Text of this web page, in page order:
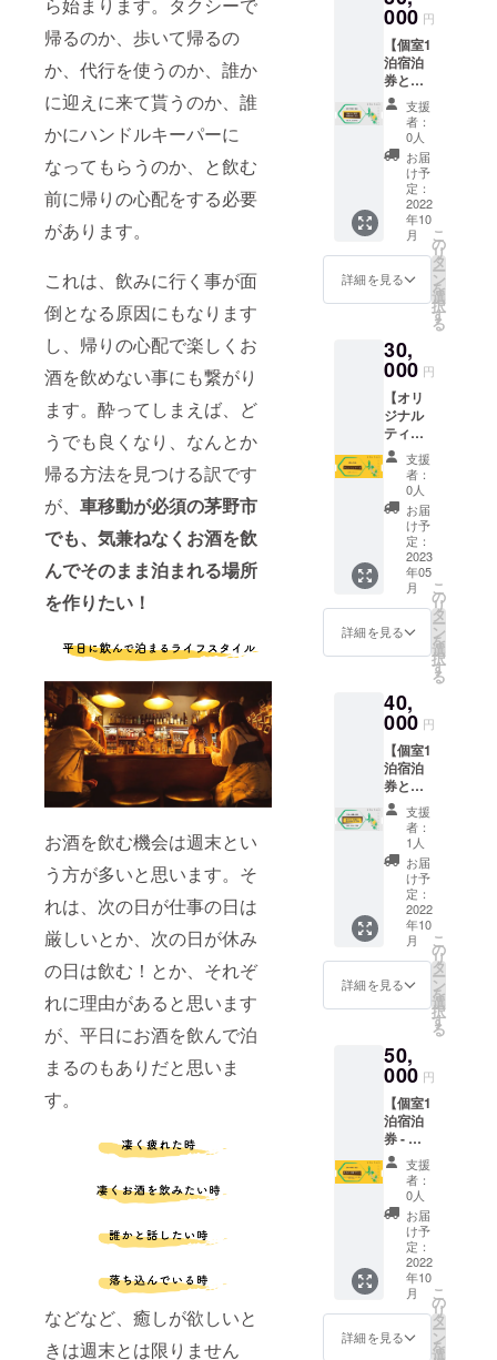
ら始まります。タクシーで
帰るのか、歩いて帰るの
か、代行を使うのか、誰か
に迎えに来て貰うのか、誰
かにハンドルキーパーに
なってもらうのか、と飲む
前に帰りの心配をする必要
があります。
これは、飲みに行く事が面
倒となる原因にもなります
し、帰りの心配で楽しくお
酒を飲めない事にも繋がり
ます。酔ってしまえば、ど
うでも良くなり、なんとか
帰る方法を見つける訳です
が、 車移動が必須の茅野市
でも、気兼ねなくお酒を飲
んでそのまま泊まれる場所
を作りたい！
お酒を飲む機会は週末とい
う方が多いと思います。そ
れは、次の日が仕事の日は
厳しいとか、次の日が休み
の日は飲む！とか、それぞ
れに理由があると思います
が、平日にお酒を飲んで泊
まるのもありだと思いま
す。
などなど、癒しが欲しいと
きは週末とは限りません
冬季の
深夜は
極寒と
なりま
すの
で、オ
ススメ
しませ
ん。 ＊
予約状
況によ
り希望
日が満
室と
いる事
もあり
めのご
予約を
お願い
致しま
す。
は、ご
にチ
ケット
利用の
旨とお
名前を
お伝え
下さ
い。 ＊
電話or
浮木
ホーム
ページ
問い合
わせ頂
お坊さ
んの急
遽の都
合など
によ
り、開
催不可
となる
場合が
ありま
す。そ
の場合
には、
その時
にご相
て頂き
ます。
より希
望日が
満室と
なって
いる事
もあり
ますの
で、早
めのご
予約を
お願い
致しま
す。
まで宿
泊が可
能 ＊予
約の際
に必要
となり
ますの
で、備
考欄に
お名前
のご記
入をお
願い致
しま
す。 ＊
宿泊チ
際に
は、ご
にチ
ケット
利用の
旨とお
名前を
お伝え
下さ
い。 ＊
電話or
浮木
ホーム
ページ
問い合
わせ頂
予約状
況によ
り希望
日が満
室と
なって
いる事
もあり
ますの
で、早
めのご
予約を
お願い
致しま
す。
利用も
ある浮
木。 1
週間浮
木ス
タッフ
として
滞在し
て、過
ごすチ
ケット
を提供
しま
す。 ・
予約受
付日：
・有効
期限：
2023年
10月末
日まで
・日程
は応相
談 ・部
屋：ド
ミト
リー部
屋予定
・人
数：1チ
ケット
で1名
＊予約
すの
で、備
お名前
のご記
入をお
願い致
しま
す。 ＊
チケッ
トを利
用され
る際に
は、ご
予約時
ケット
利用の
お伝え
下さ
い。 ＊
日程は
ご相談
させて
下さ
い。 ＊
電話or
浮木
ホーム
ページ
からお
問い合
わせ頂
す。
000 円
【個室1
泊宿泊
券と農
業体
験】 浮
木の個
室に1泊
と採れ
たて野
菜の収
穫体験
の宿泊
チケッ
トを提
供致し
ます。
受付
日：
2022年
10月16
日から
・有効
期限：
2023年
10月末
日
チェッ
クイン
まで ・
人数：
最大3名
まで宿
泊が可
となり
ますの
で、備
考欄に
お名前
のご記
入をお
願い致
しま
す。 ＊
宿泊チ
ケット
を利用
される
際に
は、ご
予約時
旨とお
名前を
下さ
い。 ＊
電話or
浮木
ホーム
ページ
からお
問い合
わせ頂
けま
す。 ＊
冬季は
なりま
支援
者：
0人
お届
け予
定：
2022
年10
月
詳細を見る
こ
の
リ
タ
ー
ン
を
選
択
す
る
30,
000 円
【オリ
ジナル
ティッ
シュ
ケー
ス】 木
と布を
使った
オリジ
ナル
ティッ
シュ
ケース
を提供
させて
頂きま
色や布
のデザ
インな
ど一つ
一つ異
なりま
す。 ＊
完成次
第随時
送らせ
て頂き
ます。
支援
者：
0人
お届
け予
定：
2023
年05
月
詳細を見る
こ
の
リ
タ
ー
ン
を
選
択
す
る
40,
000 円
【個室1
泊宿泊
券と
BBQと
飲み放
題2時
間】 浮
木の
「テラ
スと縁
側のあ
る1階の
大部
屋」に1
泊と
BBQと
題2時間
の付い
た宿泊
チケッ
トを提
供致し
ます。
・予約
受付
日：
2022年
10月16
日から
・有効
期限：
2023年
7月末日
支援
者：
1人
お届
け予
定：
2022
年10
月
詳細を見る
こ
の
リ
タ
ー
ン
を
選
択
す
る
50,
000 円
【個室1
泊宿泊
券 - 人
生の休
憩プラ
ン】 浮
木の個
室に1泊
と人生
の休憩
プラン
の宿泊
チケッ
トを提
供致し
支援
者：
0人
お届
け予
定：
2022
年10
月
詳細を見る
こ
の
リ
タ
ー
ン
を
選